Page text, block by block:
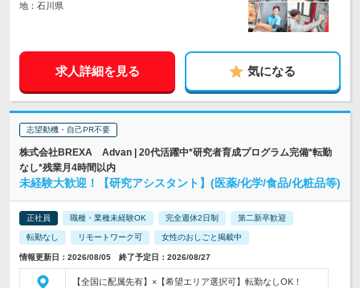
地：石川県
求人詳細を見る 気になる
志望動機・自己PR不要
株式会社BREXA Advan | 20代活躍中*研究者育成プログラム完備*転勤
なし*残業月4時間以内
未経験大歓迎！【研究アシスタント】(医薬/化学/食品/化粧品等)
正社員 職種・業種未経験OK 完全週休2日制 第二新卒歓迎
転勤なし リモートワーク可 女性のおしごと掲載中
情報更新日：2026/08/05 終了予定日：2026/08/27
【全国に配属先有】×【希望エリア選択可】転勤なしOK！